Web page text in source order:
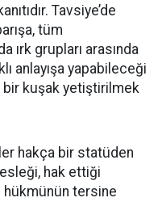
Tavsiye’de
tüm
ırk grupları arasında
anlayışa yapabileceği
bir kuşak yetiştirilmek
hakça bir statüden
hak ettiği
hükmünün tersine